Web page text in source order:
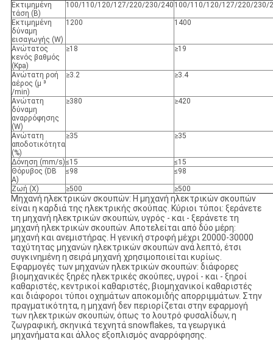
Εκτιμημένη
τάση (Β)
100/110/120/127/220/230/240 100/110/120/127/220/230/
Εκτιμημένη
δύναμη
εισαγωγής (W)
1200 1400
Ανώτατος
κενός βαθμός
(Kpa)
≥18 ≥19
Ανώτατη ροή
αέρος (μ ³
/min)
≥3.2 ≥3.4
Ανώτατη
δύναμη
αναρρόφησης
(W)
≥380 ≥420
Ανώτατη
αποδοτικότητα
(%)
≥35 ≥35
Δόνηση (mm/s)≤15
≤15
Θόρυβος (DB
Α)
≤98 ≤98
Ζωή (Χ) ≥500 ≥500
Μηχανή ηλεκτρικών σκουπών: Η μηχανή ηλεκτρικών σκουπών
είναι η καρδιά της ηλεκτρικής σκούπας. Κύριοι τύποι: ξεράνετε
τη μηχανή ηλεκτρικών σκουπών, υγρός - και - ξεράνετε τη
μηχανή ηλεκτρικών σκουπών. Αποτελείται από δύο μέρη:
μηχανή και ανεμιστήρας. Η γενική στροφή μέχρι 20000-30000
ταχύτητας μηχανών ηλεκτρικών σκουπών ανά λεπτό, έτσι
συγκινημένη η σειρά μηχανή χρησιμοποιείται κυρίως.
Εφαρμογές των μηχανών ηλεκτρικών σκουπών: διάφορες
βιομηχανικές ξηρές ηλεκτρικές σκούπες, υγροί - και - ξηροί
καθαριστές, κεντρικοί καθαριστές, βιομηχανικοί καθαριστές
και διάφοροι τύποι οχημάτων αποκομιδής απορριμμάτων. Στην
πραγματικότητα, η μηχανή δεν περιορίζεται στην εφαρμογή
των ηλεκτρικών σκουπών, όπως το λουτρό φυσαλίδων, η
ζωγραφική, σκηνικά τεχνητά snowflakes, τα γεωργικά
μηχανήματα και άλλος εξοπλισμός αναρρόφησης.